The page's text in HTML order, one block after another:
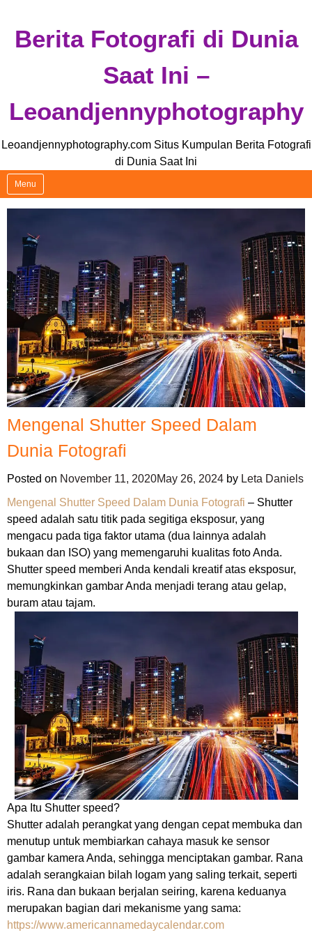
SkipBerita Fotografi di Dunia
Saat Ini –
Leoandjennyphotography
Leoandjennyphotography.com Situs Kumpulan Berita Fotografi
di Dunia Saat Ini
Menu
Mengenal Shutter Speed Dalam
Dunia Fotografi
Posted on November 11, 2020May 26, 2024 by Leta Daniels
Mengenal Shutter Speed Dalam Dunia Fotografi – Shutter
speed adalah satu titik pada segitiga eksposur, yang
mengacu pada tiga faktor utama (dua lainnya adalah
bukaan dan ISO) yang memengaruhi kualitas foto Anda.
Shutter speed memberi Anda kendali kreatif atas eksposur,
memungkinkan gambar Anda menjadi terang atau gelap,
buram atau tajam.
Apa Itu Shutter speed?
Shutter adalah perangkat yang dengan cepat membuka dan
menutup untuk membiarkan cahaya masuk ke sensor
gambar kamera Anda, sehingga menciptakan gambar. Rana
adalah serangkaian bilah logam yang saling terkait, seperti
iris. Rana dan bukaan berjalan seiring, karena keduanya
merupakan bagian dari mekanisme yang sama:
https://www.americannamedaycalendar.com